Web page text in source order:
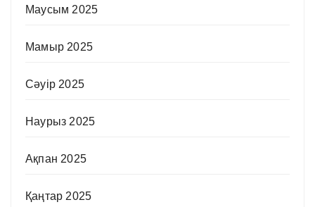
Маусым 2025
Мамыр 2025
Сәуір 2025
Наурыз 2025
Ақпан 2025
Қаңтар 2025